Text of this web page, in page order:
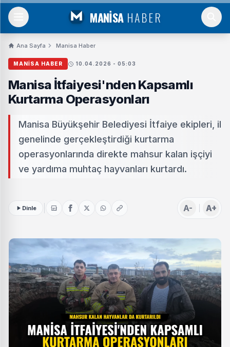
MANİSA HABER
Ana Sayfa Manisa Haber
MANISA HABER 10.04.2026 - 05:03
Manisa İtfaiyesi'nden Kapsamlı
Kurtarma Operasyonları
Manisa Büyükşehir Belediyesi İtfaiye ekipleri, il
genelinde gerçekleştirdiği kurtarma
operasyonlarında direkte mahsur kalan işçiyi
ve yardıma muhtaç hayvanları kurtardı.
Dinle A- A+